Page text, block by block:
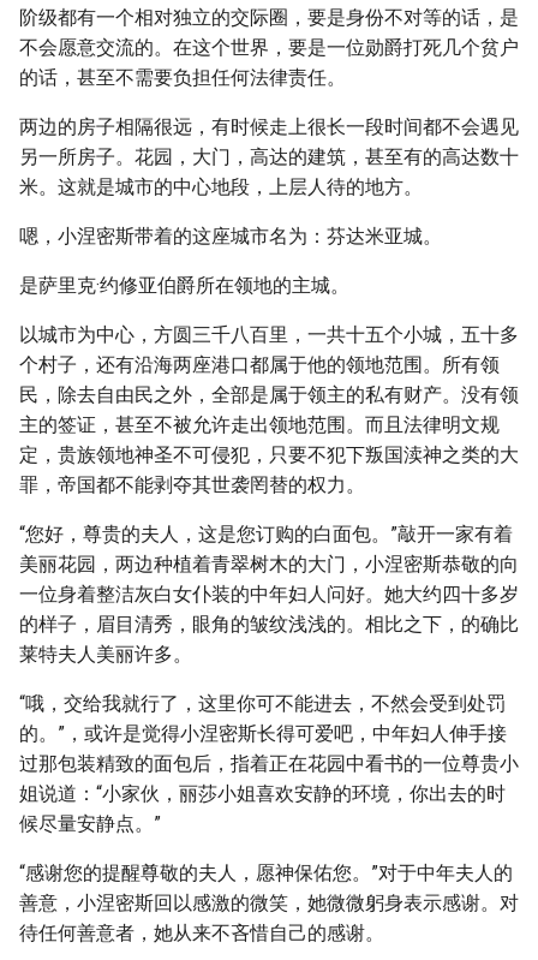
阶级都有一个相对独立的交际圈，要是身份不对等的话，是
不会愿意交流的。在这个世界，要是一位勋爵打死几个贫户
的话，甚至不需要负担任何法律责任。
两边的房子相隔很远，有时候走上很长一段时间都不会遇见
另一所房子。花园，大门，高达的建筑，甚至有的高达数十
米。这就是城市的中心地段，上层人待的地方。
嗯，小涅密斯带着的这座城市名为：芬达米亚城。
是萨里克·约修亚伯爵所在领地的主城。
以城市为中心，方圆三千八百里，一共十五个小城，五十多
个村子，还有沿海两座港口都属于他的领地范围。所有领
民，除去自由民之外，全部是属于领主的私有财产。没有领
主的签证，甚至不被允许走出领地范围。而且法律明文规
定，贵族领地神圣不可侵犯，只要不犯下叛国渎神之类的大
罪，帝国都不能剥夺其世袭罔替的权力。
“您好，尊贵的夫人，这是您订购的白面包。”敲开一家有着
美丽花园，两边种植着青翠树木的大门，小涅密斯恭敬的向
一位身着整洁灰白女仆装的中年妇人问好。她大约四十多岁
的样子，眉目清秀，眼角的皱纹浅浅的。相比之下，的确比
莱特夫人美丽许多。
“哦，交给我就行了，这里你可不能进去，不然会受到处罚
的。”，或许是觉得小涅密斯长得可爱吧，中年妇人伸手接
过那包装精致的面包后，指着正在花园中看书的一位尊贵小
姐说道：“小家伙，丽莎小姐喜欢安静的环境，你出去的时
候尽量安静点。”
“感谢您的提醒尊敬的夫人，愿神保佑您。”对于中年夫人的
善意，小涅密斯回以感激的微笑，她微微躬身表示感谢。对
待任何善意者，她从来不吝惜自己的感谢。